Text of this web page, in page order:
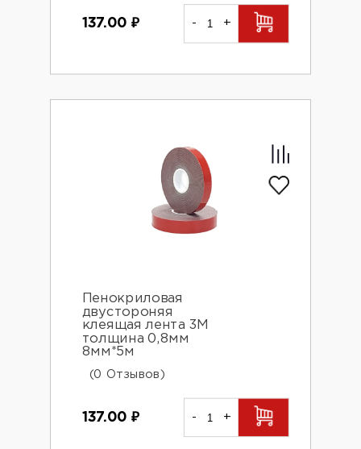
137.00 ₽ - +
Пенокриловая
двустороняя
клеящая лента 3М
толщина 0,8мм
8мм*5м
(0 Отзывов)
137.00 ₽ - +